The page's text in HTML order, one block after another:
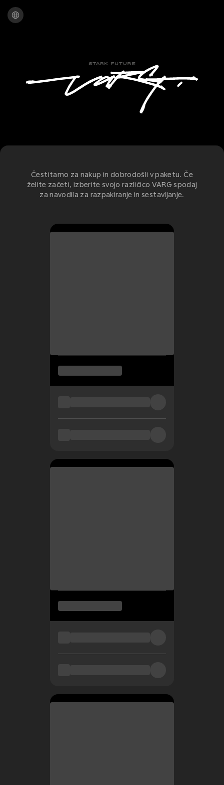
Čestitamo za nakup in dobrodošli v paketu. Če
želite začeti, izberite svojo različico VARG spodaj
za navodila za razpakiranje in sestavljanje.